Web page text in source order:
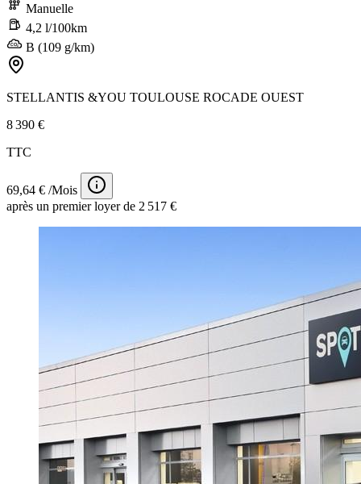
Manuelle
4,2 l/100km
B (109 g/km)
STELLANTIS &YOU TOULOUSE ROCADE OUEST
8 390 €
TTC
69,64 € /Mois
après un premier loyer de 2 517 €